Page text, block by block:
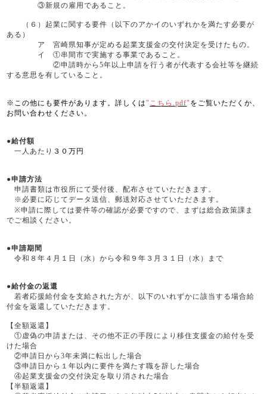
③新規の雇用であること。
（６）起業に関する要件（以下のアかイのいずれかを満たす必要が
ある）
ア 宮崎県知事が定める起業支援金の交付決定を受けたもの。
イ ①串間市で実施する事業であること。
②申請時から5年以上申請を行う者が代表する会社等を継続
する意思を有していること。
※ この他にも要件があります。詳しくは" こちら.pdf" をご覧いただくか、
お問い合わせください。
●給付額
一人あたり ３０万円
●申請方法
申請書類は市役所にて受付後、配布させていただきます。
※必要に応じてデータ送信、郵送対応させていただきます。
※申請に際しては要件等の確認が必要ですので、まずは総合政策課ま
でご相談ください。
●申請期間
令和８年４月１日（水）から令和９年３月３１日（水）まで
●給付金の返還
若者応援給付金を支給された方が、以下のいれずかに該当する場合給
付金を返還していただきます。
【全額返還】
①虚偽の申請または、その他不正の手段により移住支援金の給付を受
けた場合
②申請日から3年未満に転出した場合
③申請日から１年以内に要件を満たす職を辞した場合
④起業支援金の交付決定を取り消された場合
【半額返還】